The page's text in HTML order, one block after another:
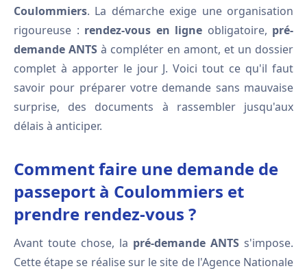
Coulommiers. La démarche exige une organisation
rigoureuse : rendez-vous en ligne obligatoire, pré-
demande ANTS à compléter en amont, et un dossier
complet à apporter le jour J. Voici tout ce qu'il faut
savoir pour préparer votre demande sans mauvaise
surprise, des documents à rassembler jusqu'aux
délais à anticiper.
Comment faire une demande de
passeport à Coulommiers et
prendre rendez-vous ?
Avant toute chose, la pré-demande ANTS s'impose.
Cette étape se réalise sur le site de l'Agence Nationale